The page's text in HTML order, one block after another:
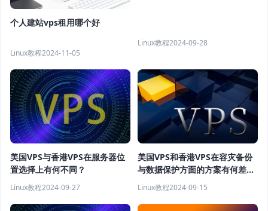
个人建站vps租用哪个好
Linux教程2024-11-05
Linux教程2024-09-28
美国VPS与香港VPS在服务器位
置选择上有何不同？
Linux教程2024-09-27
美国VPS和香港VPS在容灾备份
与数据保护方面的方案有何差
异？
Linux教程2024-09-15